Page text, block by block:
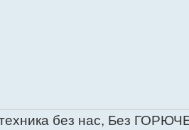
без нас, Без